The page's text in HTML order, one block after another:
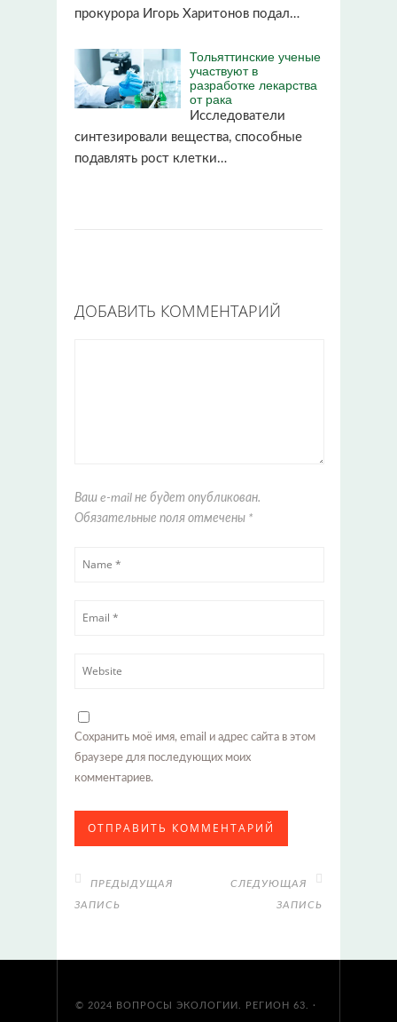
прокурора Игорь Харитонов подал…
Тольяттинские ученые
участвуют в
разработке лекарства
от рака
Исследователи
синтезировали вещества, способные
подавлять рост клетки…
ДОБАВИТЬ КОММЕНТАРИЙ
Ваш e-mail не будет опубликован.
Обязательные поля отмечены *
Сохранить моё имя, email и адрес сайта в этом
браузере для последующих моих
комментариев.
ПРЕДЫДУЩАЯ
ЗАПИСЬ
СЛЕДУЮЩАЯ
ЗАПИСЬ
© 2024 ВОПРОСЫ ЭКОЛОГИИ. РЕГИОН 63. ·